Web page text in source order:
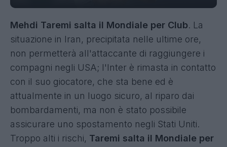
Mehdi Taremi salta il Mondiale per Club. La
situazione in Iran, precipitata nelle ultime ore,
non permetterà all'attaccante di raggiungere i
compagni negli USA; l'Inter è rimasta in contatto
con il suo giocatore, che sta bene ed è
attualmente in un luogo sicuro, al riparo dai
bombardamenti, ma non è stato possibile
assicurare uno spostamento negli Stati Uniti.
Troppo alti i rischi, Taremi salta il Mondiale per